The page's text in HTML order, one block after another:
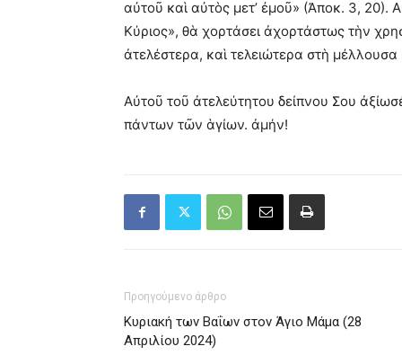
αὐτοῦ καὶ αὐτὸς μετ’ ἐμοῦ» (Ἀποκ. 3, 20).
Κύριος», θὰ χορτάσει ἀχορτάστως τὴν
ἀτελέστερα, καὶ τελειώτερα στὴ
Αὐτοῦ τοῦ ἀτελεύτητου δείπνου Σου
πάντων τῶν ἁγίων. ἀμήν!
Προηγούμενο άρθρο
Κυριακή των Βαΐων στον Άγιο Μάμα (28
Απριλίου 2024)